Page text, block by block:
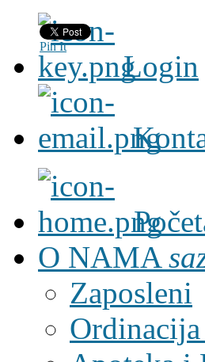
Login
O NAMA
Zaposleni
Ordinacija
Pin It